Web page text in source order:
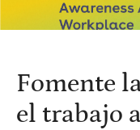
Fomente
el trabajo